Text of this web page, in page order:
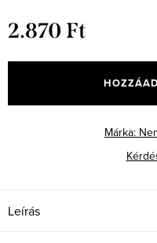
2.870 Ft
Márka:
Leírás